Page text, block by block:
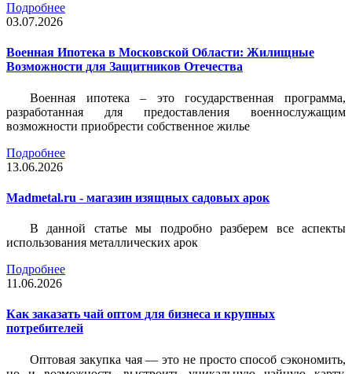
Подробнее
03.07.2026
Военная Ипотека в Московской Области: Жилищные
Возможности для Защитников Отечества
Военная ипотека – это государственная программа,
разработанная для предоставления военнослужащим
возможности приобрести собственное жилье
Подробнее
13.06.2026
Madmetal.ru - магазин изящных садовых арок
В данной статье мы подробно разберем все аспекты
использования металлических арок
Подробнее
11.06.2026
Как заказать чай оптом для бизнеса и крупных
потребителей
Оптовая закупка чая — это не просто способ сэкономить,